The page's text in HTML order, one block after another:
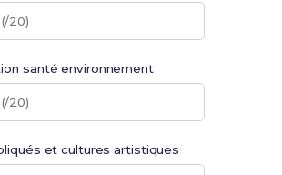
20)
santé environnement
20)
et cultures artistiques